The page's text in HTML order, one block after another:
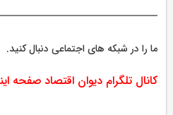
ما را در شبکه های اجتماعی دنبال کنید.
کانال تلگرام دیوان اقتصاد صفحه